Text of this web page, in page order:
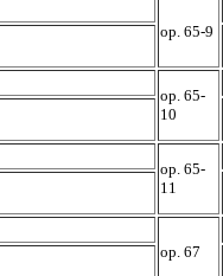
op. 65-9
op. 65-
10
op. 65-
11
op. 67